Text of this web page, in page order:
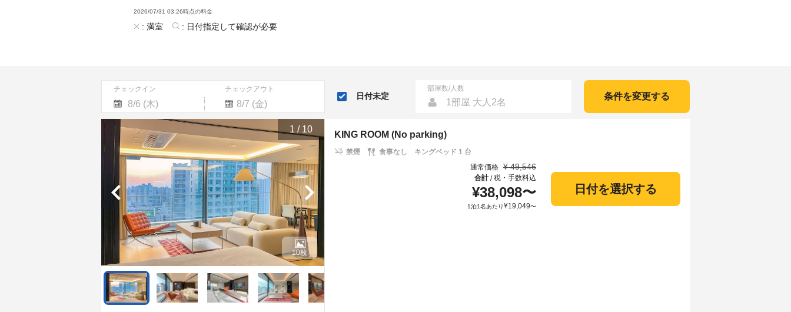
2026/07/31 03:26時点の料金
: 満室 : 日付指定して確認が必要
チェックイン チェックアウト
Navigate
forward
to
interact
with
the
calendar
and
select
date.
Press
the
question
mark
key
to
get
the
Navigate
backward
to
interact
with
the
calendar
and
select
a
date.
Press
the
question
mark
key
to
get
日付未定
部屋数/人数
1部屋 大人2名
条件を変更する
1 / 10
10枚
KING ROOM (No parking)
禁煙 食事なし
キングベッド 1 台
通常価格 ¥ 49,546
合計/税・手数料込
¥38,098〜
1泊1名あたり¥19,049〜
日付を選択する